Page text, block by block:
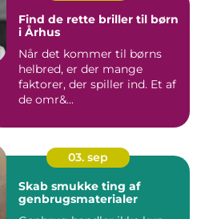
Find de rette briller til børn
i Århus
Når det kommer til børns
helbred, er der mange
faktorer, der spiller ind. Et af
de omr&...
03. sep
Skab smukke ting af
genbrugsmaterialer